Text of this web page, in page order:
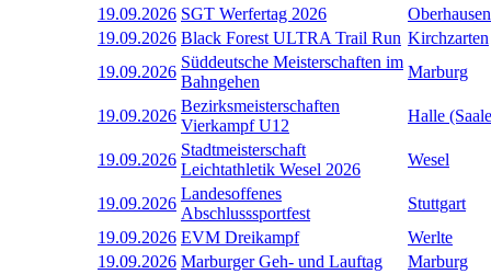
19.09.2026 SGT Werfertag 2026
Oberhausen
19.09.2026 Black Forest ULTRA Trail Run Kirchzarten
19.09.2026
Süddeutsche Meisterschaften im
Bahngehen
Marburg
19.09.2026
Bezirksmeisterschaften
Vierkampf U12
Halle
19.09.2026
Stadtmeisterschaft
Leichtathletik Wesel 2026
Wesel
19.09.2026
Landesoffenes
Abschlusssportfest
Stuttgart
19.09.2026 EVM Dreikampf
Werlte
19.09.2026 Marburger Geh- und Lauftag Marburg